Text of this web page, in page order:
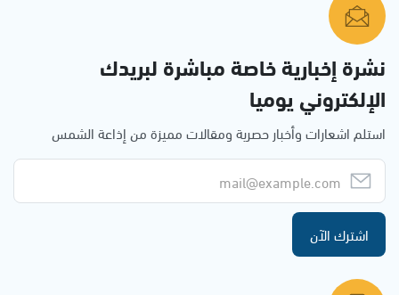
نشرة إخبارية خاصة مباشرة لبريدك
الإلكتروني يوميا
استلم اشعارات وأخبار حصرية ومقالات مميزة من إذاعة الشمس
اشترك الآن